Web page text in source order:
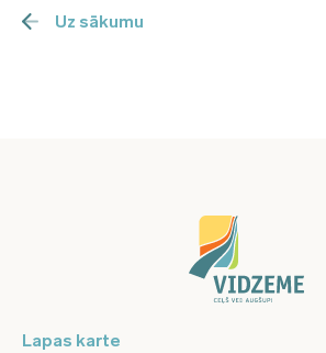
Uz sākumu
Lapas karte